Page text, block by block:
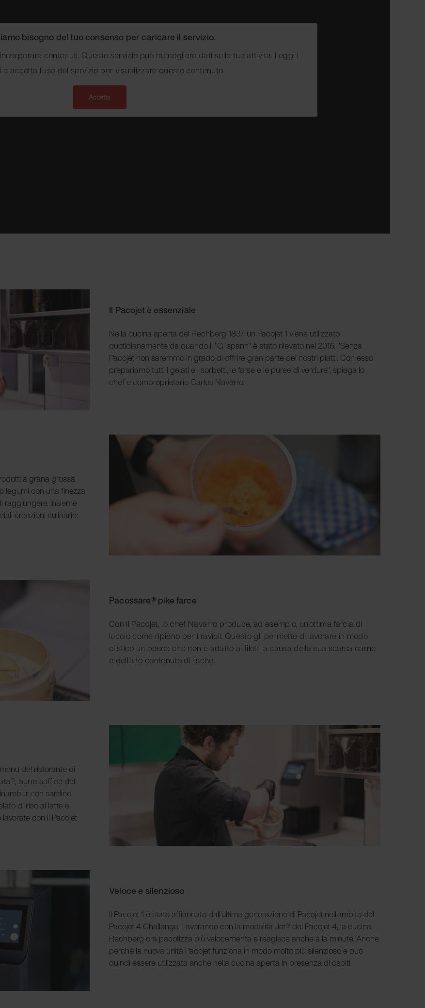
bisogno del tuo consenso per caricare il servizio.
contenuti. Questo servizio può raccogliere dati sulle tue attività. Leggi i
e accetta l'uso del servizio per visualizzare questo contenuto.
Accetta
Il Pacojet è essenziale
Nella cucina aperta del Rechberg 1837, un Pacojet 1 viene utilizzato
quotidianamente da quando il "G`spann" è stato rilevato nel 2016. "Senza
Pacojet non saremmo in grado di offrire gran parte dei nostri piatti. Con esso
prepariamo tutti i gelati e i sorbetti, le farse e le puree di verdure", spiega lo
chef e comproprietario Carlos Navarro.
a grana grossa
legumi con una finezza
Insieme
creazioni culinarie:
Pacossare® pike farce
Con il Pacojet, lo chef Navarro produce, ad esempio, un'ottima farcia di
luccio come ripieno per i ravioli. Questo gli permette di lavorare in modo
olistico un pesce che non è adatto ai filetti a causa della sua scarsa carne
e dell'alto contenuto di lische.
del ristorante di
burro soffice del
con sardine
di riso al latte e
con il Pacojet
Veloce e silenzioso
Il Pacojet 1 è stato affiancato dall'ultima generazione di Pacojet nell'ambito del
Pacojet 4 Challenge. Lavorando con la modalità Jet® del Pacojet 4, la cucina
Rechberg ora pacotizza più velocemente e reagisce anche à la minute. Anche
perché la nuova unità Pacojet funziona in modo molto più silenzioso e può
quindi essere utilizzata anche nella cucina aperta in presenza di ospiti.